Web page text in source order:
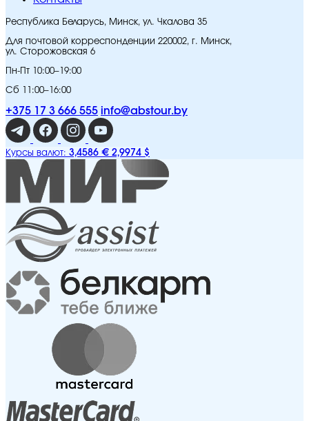
Республика Беларусь, Минск, ул. Чкалова 35
Для почтовой корреспонденции 220002, г. Минск,
ул. Сторожовская 6
Пн-Пт 10:00–19:00
Сб 11:00–16:00
+375 17 3 666 555 info@abstour.by
Курсы валют: 3,4586 € 2,9974 $